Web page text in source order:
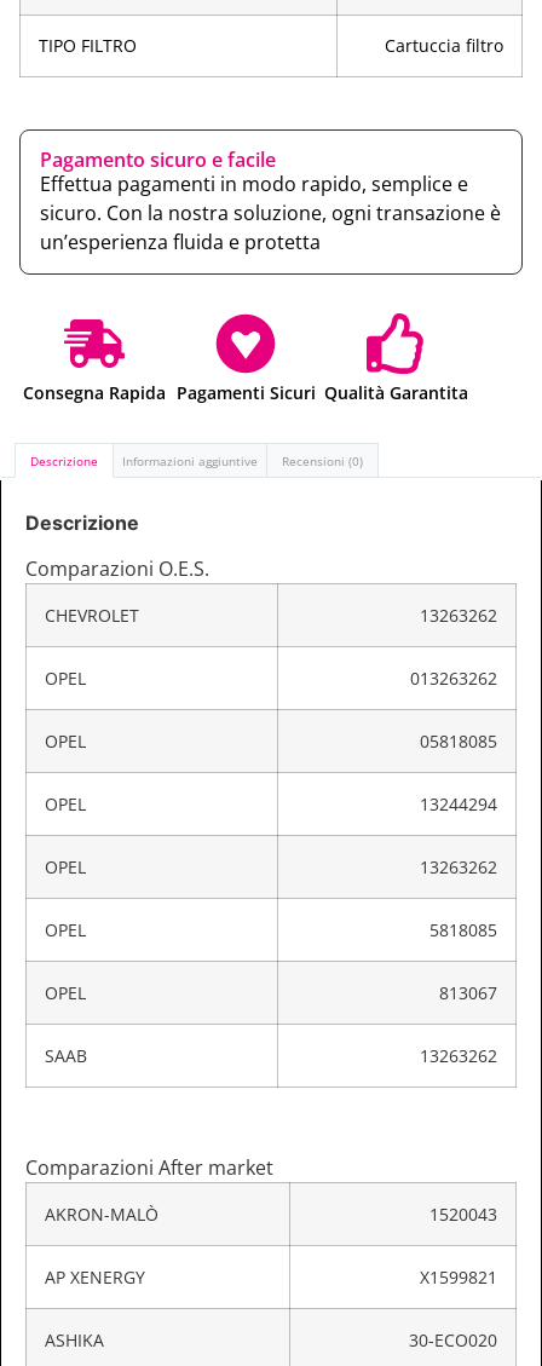
TIPO FILTRO Cartuccia filtro
Pagamento sicuro e facile
Effettua pagamenti in modo rapido, semplice e
sicuro. Con la nostra soluzione, ogni transazione è
un’esperienza fluida e protetta
Consegna Rapida Pagamenti Sicuri Qualità Garantita
Descrizione Informazioni aggiuntive Recensioni (0)
Descrizione
Comparazioni O.E.S.
CHEVROLET 13263262
OPEL 013263262
OPEL 05818085
OPEL 13244294
OPEL 13263262
OPEL 5818085
OPEL 813067
SAAB 13263262
Comparazioni After market
AKRON-MALÒ 1520043
AP XENERGY X1599821
ASHIKA 30-ECO020